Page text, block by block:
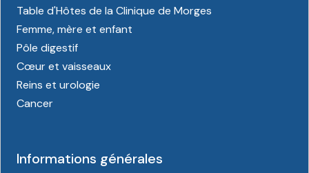
Table d'Hôtes de la Clinique de Morges
Femme, mère et enfant
Pôle digestif
Cœur et vaisseaux
Reins et urologie
Cancer
Informations générales